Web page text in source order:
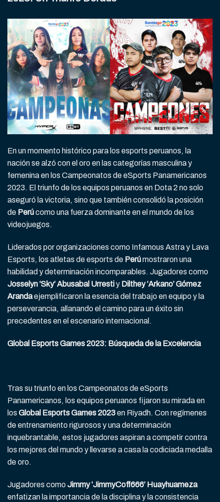
En un momento histórico para los esports peruanos, la
nación se alzó con el oro en las categorías masculina y
femenina en los Campeonatos de eSports Panamericanos
2023. El triunfo de los equipos peruanos en Dota 2 no solo
aseguró la victoria, sino que también consolidó la posición
de Perúcomo una fuerza dominante en el mundo de los
videojuegos.
Liderados por organizaciones como Infamous Astra y Lava
Esports, los atletas de esports de Perúmostraron una
habilidad y determinación incomparables. Jugadores como
Josselyn ‘Sky’ Abusabal Urrestiy Dilthey ‘Arkano’ Gómez
Arandaejemplificaron la esencia del trabajo en equipo y la
perseverancia, allanando el camino para un éxito sin
precedentes en el escenario internacional.
Global Esports Games 2023: Búsqueda de la Excelencia
Tras su triunfo en los Campeonatos de eSports
Panamericanos, los equipos peruanos fijaron su mirada en
los Global Esports Games 2023en Riyadh. Con regímenes
de entrenamiento rigurosos y una determinación
inquebrantable, estos jugadores aspiran a competir contra
los mejores del mundo y llevarse a casa la codiciada medalla
de oro.
Jugadores comoJimmy ‘JimmyCoff666’ Huayhuameza
enfatizan la importancia de la disciplina y la consistencia